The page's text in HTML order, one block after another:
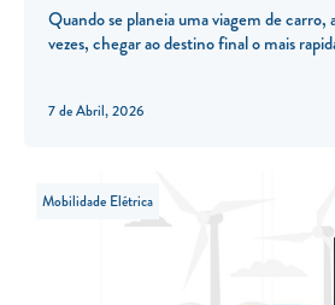
Quando se planeia uma viagem de carro,
vezes, chegar ao destino final o mais
7 de Abril, 2026
Mobilidade Elétrica